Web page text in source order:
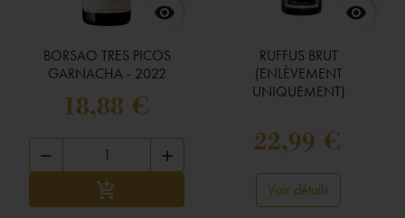

BORSAO TRES PICOS
GARNACHA - 2022
18,88 €
 


RUFFUS BRUT
(ENLÈVEMENT
UNIQUEMENT)
22,99 €
Voir détails